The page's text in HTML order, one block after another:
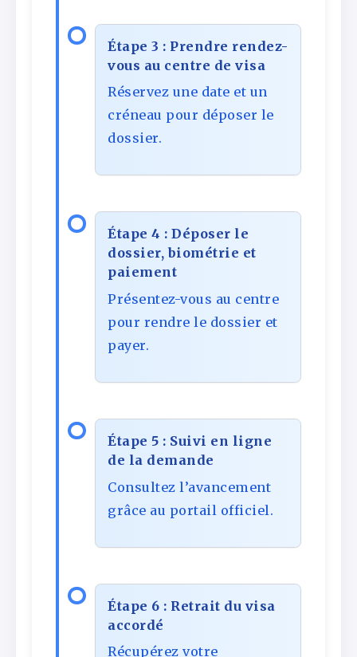
Étape 3 : Prendre rendez-
vous au centre de visa
Réservez une date et un
créneau pour déposer le
dossier.
Étape 4 : Déposer le
dossier, biométrie et
paiement
Présentez-vous au centre
pour rendre le dossier et
payer.
Étape 5 : Suivi en ligne
de la demande
Consultez l’avancement
grâce au portail officiel.
Étape 6 : Retrait du visa
accordé
Récupérez votre